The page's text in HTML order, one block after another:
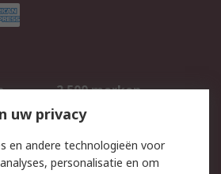
2.500 merken
Inkoopoplossingen
uw privacy
en andere technologieën voor
personalisatie en om